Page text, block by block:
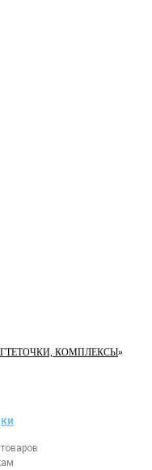
КОМПЛЕКСЫ»